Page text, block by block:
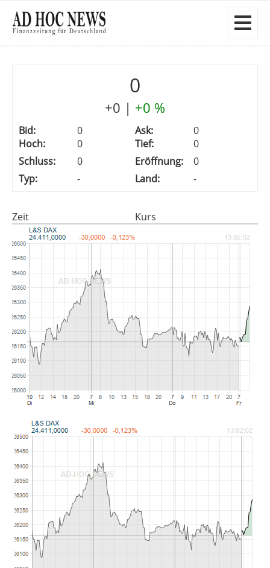
0
+0 | +0 %
Bid: 0 Ask:
0
Hoch:
0 Tief:
0
Schluss:
0 Eröffnung:
0
Typ:
- Land: -
Zeit Kurs